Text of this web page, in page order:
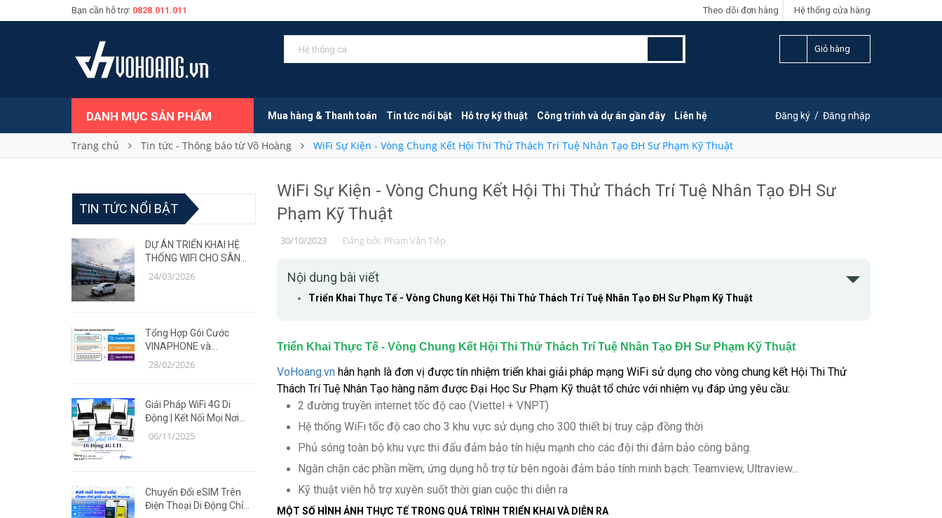
Bạn cần hỗ trợ: 0828.011.011 Hệ thống cửa hàng
Theo dõi đơn hàng
Giỏ hàng
DANH MỤC SẢN PHẨM Mua hàng & Thanh toán Tin tức nổi bật Hỗ trợ kỹ thuật Công trình và dự án gần đây Liên hệ Đăng ký / Đăng nhập
Trang chủ Tin tức - Thông báo từ Võ Hoàng WiFi Sự Kiện - Vòng Chung Kết Hội Thi Thử Thách Trí Tuệ Nhân Tạo ĐH Sư Phạm Kỹ Thuật
WiFi Sự Kiện - Vòng Chung Kết Hội Thi Thử Thách Trí Tuệ Nhân Tạo ĐH Sư
Phạm Kỹ Thuật
30/10/2023 Đăng bởi: Phạm Văn Tiệp
Nội dung bài viết
Triển Khai Thực Tế - Vòng Chung Kết Hội Thi Thử Thách Trí Tuệ Nhân Tạo ĐH Sư Phạm Kỹ Thuật
Triển Khai Thực Tế - Vòng Chung Kết Hội Thi Thử Thách Trí Tuệ Nhân Tạo ĐH Sư Phạm Kỹ Thuật
VoHoang.vnhân hạnh là đơn vị được tín nhiệm triển khai giải pháp mạng WiFi sử dụng cho vòng chung kết Hội Thi Thử
Thách Trí Tuệ Nhân Tạo hàng năm được Đại Học Sư Phạm Kỹ thuật tổ chức với nhiệm vụ đáp ứng yêu cầu:
2 đường truyền internet tốc độ cao (Viettel + VNPT)
Hệ thống WiFi tốc độ cao cho 3 khu vực sử dụng cho 300 thiết bị truy cập đồng thời
Phủ sóng toàn bộ khu vực thi đấu đảm bảo tín hiệu mạnh cho các đội thi đảm bảo công bằng.
Ngăn chặn các phần mềm, ứng dụng hỗ trợ từ bên ngoài đảm bảo tính minh bạch: Teamview, Ultraview...
Kỹ thuật viên hỗ trợ xuyên suốt thời gian cuộc thi diễn ra
MỘT SỐ HÌNH ẢNH THỰC TẾ TRONG QUÁ TRÌNH TRIỂN KHAI VÀ DIỄN RA
TIN TỨC NỔI BẬT
DỰ ÁN TRIỂN KHAI HỆ
THỐNG WIFI CHO SÂN
BAY – GIẢI PHÁP MẠNG
24/03/2026
Tổng Hợp Gói Cước
VINAPHONE và
MOBIFONE Giá Ưu Đãi
28/02/2026
Giải Pháp WiFi 4G Di
Động | Kết Nối Mọi Nơi
Cùng Router TP-Link MR
06/11/2025
Chuyển Đổi eSIM Trên
Điện Thoại Di Động Chỉ